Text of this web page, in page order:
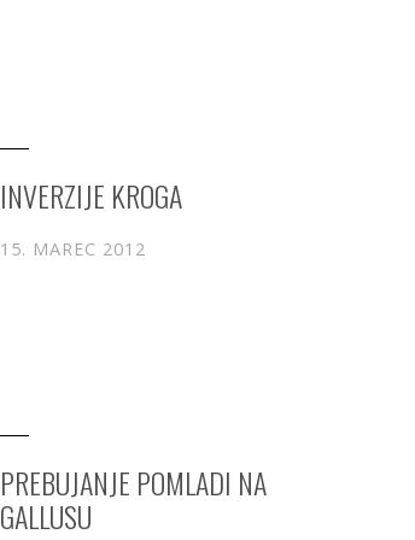
INVERZIJE KROGA
15. MAREC 2012
PREBUJANJE POMLADI NA
GALLUSU